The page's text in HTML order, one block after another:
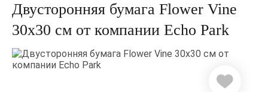
Двусторонняя бумага Flower Vine
30х30 см от компании Echo Park